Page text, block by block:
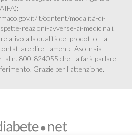
it/content/modalità-di-
reazioni-avverse-ai-medicinali.
alla qualità del prodotto, La
direttamente Ascensia
al n. 800-824055 che La farà parlare
Grazie per l’attenzione.